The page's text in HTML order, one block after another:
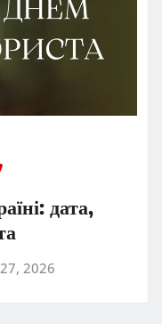
дата,
2026